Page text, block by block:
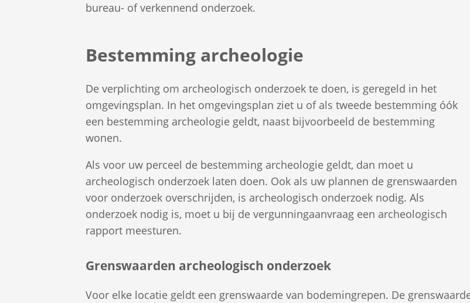
bureau- of verkennend onderzoek.
Bestemming archeologie
De verplichting om archeologisch onderzoek te doen, is geregeld in het
omgevingsplan. In het omgevingsplan ziet u of als tweede bestemming óók
een bestemming archeologie geldt, naast bijvoorbeeld de bestemming
wonen.
Als voor uw perceel de bestemming archeologie geldt, dan moet u
archeologisch onderzoek laten doen. Ook als uw plannen de grenswaarden
voor onderzoek overschrijden, is archeologisch onderzoek nodig. Als
onderzoek nodig is, moet u bij de vergunningaanvraag een archeologisch
rapport meesturen.
Grenswaarden archeologisch onderzoek
Voor elke locatie geldt een grenswaarde van bodemingrepen. De